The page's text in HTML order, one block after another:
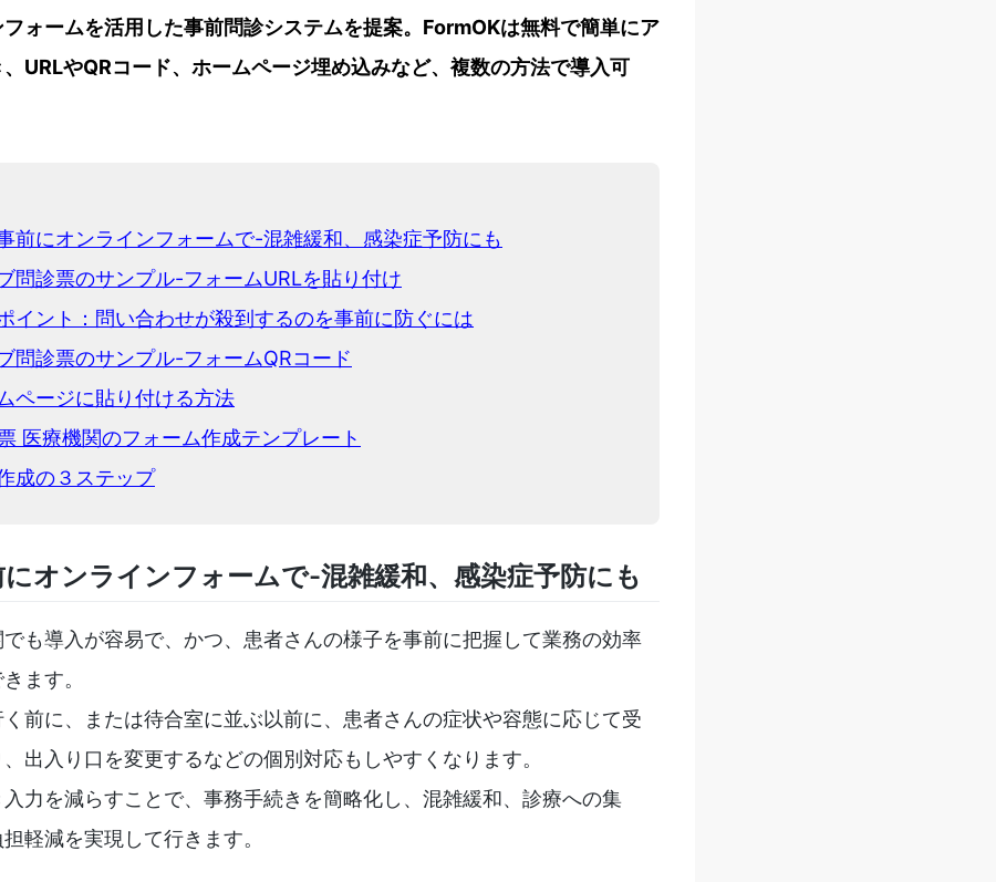
ォームを活用した事前問診システムを提案。FormOKは無料で簡単にア
URLやQRコード、ホームページ埋め込みなど、複数の方法で導入可
前にオンラインフォームで-混雑緩和、感染症予防にも
問診票のサンプル-フォームURLを貼り付け
イント：問い合わせが殺到するのを事前に防ぐには
問診票のサンプル-フォームQRコード
ページに貼り付ける方法
医療機関のフォーム作成テンプレート
成の３ステップ
オンラインフォームで-混雑緩和、感染症予防にも
も導入が容易で、かつ、患者さんの様子を事前に把握して業務の効率
ます。
前に、または待合室に並ぶ以前に、患者さんの症状や容態に応じて受
出入り口を変更するなどの個別対応もしやすくなります。
力を減らすことで、事務手続きを簡略化し、混雑緩和、診療への集
軽減を実現して行きます。